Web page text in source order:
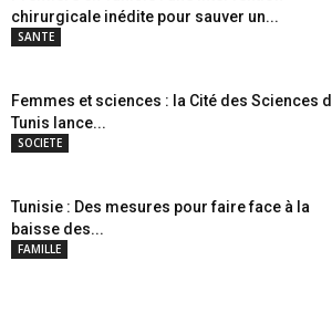
chirurgicale inédite pour sauver un...
SANTE
Femmes et sciences : la Cité des Sciences
Tunis lance...
SOCIETE
Tunisie : Des mesures pour faire face à la
baisse des...
FAMILLE